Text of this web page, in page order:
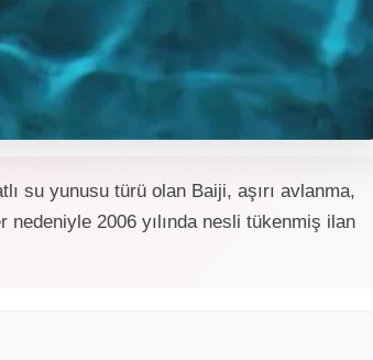
su yunusu türü olan Baiji, aşırı avlanma,
2006 yılında nesli tükenmiş ilan